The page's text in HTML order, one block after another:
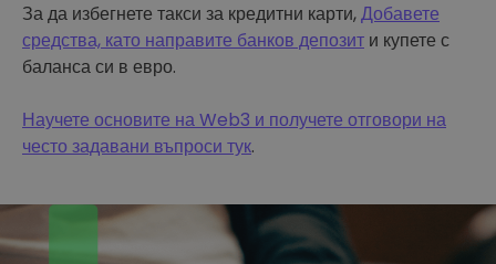
За да избегнете такси за кредитни карти,Добавете
средства, като направите банков депозит и купете с
баланса си в евро.
Научете основите на Web3 и получете отговори на
често задавани въпроси тук.